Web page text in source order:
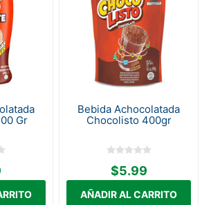
Gr
Bebida Achocolatada
Chocolisto 400gr
$5.99